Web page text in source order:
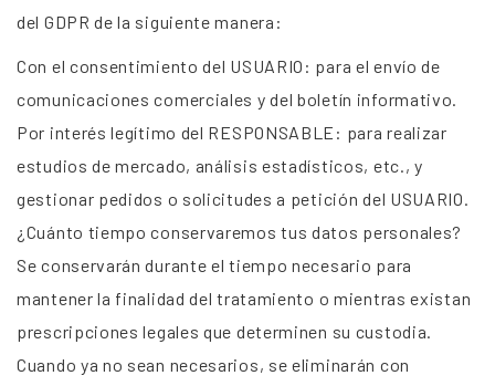
del GDPR de la siguiente manera:
Con el consentimiento del USUARIO: para el envío de
comunicaciones comerciales y del boletín informativo.
Por interés legítimo del RESPONSABLE: para realizar
estudios de mercado, análisis estadísticos, etc., y
gestionar pedidos o solicitudes a petición del USUARIO.
¿Cuánto tiempo conservaremos tus datos personales?
Se conservarán durante el tiempo necesario para
mantener la finalidad del tratamiento o mientras existan
prescripciones legales que determinen su custodia.
Cuando ya no sean necesarios, se eliminarán con